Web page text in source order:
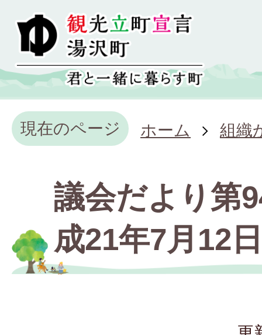
現在のページ ホーム 組織
議会だより第
成21年7月12